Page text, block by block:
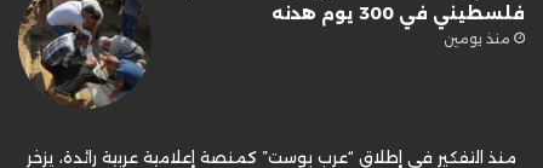
فلسطيني في 300 يوم هدنه
منذ يومين
منذ التفكير في إطلاق “عرب بوست” كمنصة إعلامية عربية رائدة، يزخر